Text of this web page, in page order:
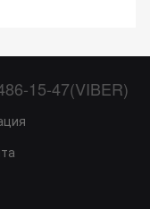
15-47(VIBER)